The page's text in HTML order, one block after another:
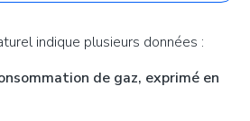
indique plusieurs données :
de gaz, exprimé en